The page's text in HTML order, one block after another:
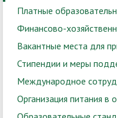
Платные
Финансово-
Вакантные места для
Стипендии и меры
Международное
Организация питания в